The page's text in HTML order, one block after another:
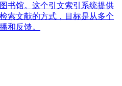
书馆。这个引文索引系统提供
索文献的方式，目标是从多个
和反馈。